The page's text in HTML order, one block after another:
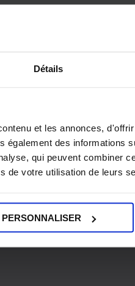
Détails
et les annonces,
également des informations
qui peuvent combiner
de votre utilisation de leurs
PERSONNALISER